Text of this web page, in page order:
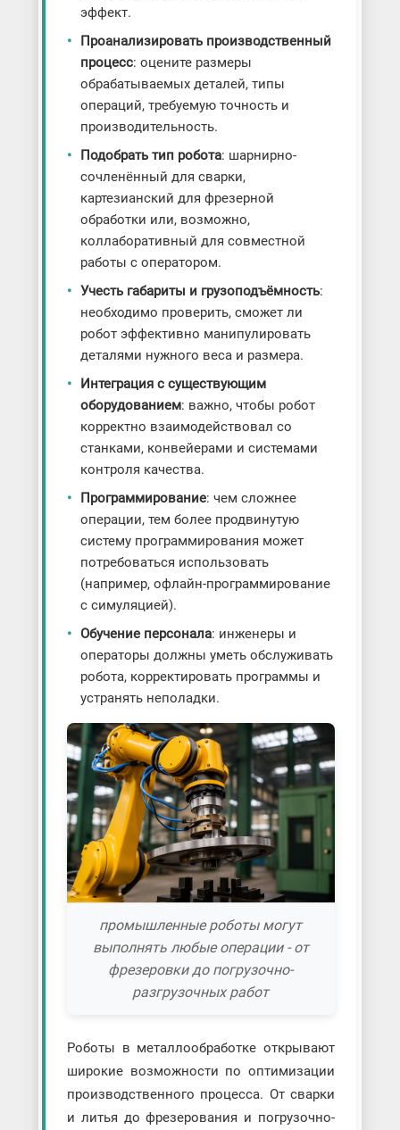
эффект.
Проанализировать производственный
процесс: оцените размеры
обрабатываемых деталей, типы
операций, требуемую точность и
производительность.
Подобрать тип робота: шарнирно-
сочленённый для сварки,
картезианский для фрезерной
обработки или, возможно,
коллаборативный для совместной
работы с оператором.
Учесть габариты и грузоподъёмность:
необходимо проверить, сможет ли
робот эффективно манипулировать
деталями нужного веса и размера.
Интеграция с существующим
оборудованием: важно, чтобы робот
корректно взаимодействовал со
станками, конвейерами и системами
контроля качества.
Программирование: чем сложнее
операции, тем более продвинутую
систему программирования может
потребоваться использовать
(например, офлайн-программирование
с симуляцией).
Обучение персонала: инженеры и
операторы должны уметь обслуживать
робота, корректировать программы и
устранять неполадки.
промышленные роботы могут
выполнять любые операции - от
фрезеровки до погрузочно-
разгрузочных работ
Роботы в металлообработке открывают
широкие возможности по оптимизации
производственного процесса. От сварки
и литья до фрезерования и погрузочно-